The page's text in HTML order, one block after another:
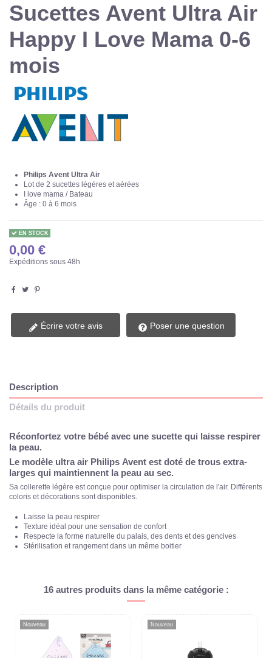
Sucettes Avent Ultra Air
Happy I Love Mama 0-6
mois
Philips Avent Ultra Air
Lot de 2 sucettes légères et aérées
I love mama / Bateau
Âge : 0 à 6 mois
EN STOCK
0,00 €
Expéditions sous 48h
Écrire votre avis Poser une question
Description
Détails du produit
Réconfortez votre bébé avec une sucette qui laisse respirer
la peau.
Le modèle ultra air Philips Avent est doté de trous extra-
larges qui maintiennent la peau au sec.
Sa collerette légère est conçue pour optimiser la circulation de l'air. Différents
coloris et décorations sont disponibles.
Laisse la peau respirer
Texture idéal pour une sensation de confort
Respecte la forme naturelle du palais, des dents et des gencives
Stérilisation et rangement dans un même boitier
16 autres produits dans la même catégorie :
Nouveau Nouveau